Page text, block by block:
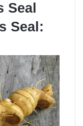
Seal
Seal: